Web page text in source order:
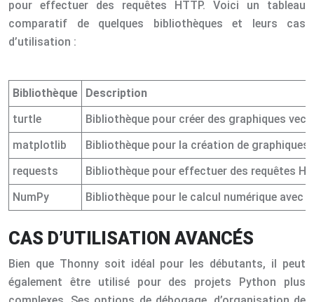
pour effectuer des requêtes HTTP. Voici un tableau
comparatif de quelques bibliothèques et leurs cas
d’utilisation :
Bibliothèque
Description
turtle
Bibliothèque pour créer des graphiques
matplotlib
Bibliothèque pour la création de
requests
Bibliothèque pour effectuer des requêtes
NumPy
Bibliothèque pour le calcul numérique avec
CAS D’UTILISATION AVANCÉS
Bien que Thonny soit idéal pour les débutants, il peut
également être utilisé pour des projets Python plus